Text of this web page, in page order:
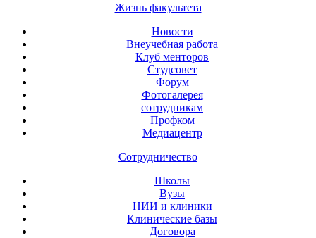
Жизнь факультета
Новости
Внеучебная работа
Клуб менторов
Студсовет
Форум
Фотогалерея
сотрудникам
Профком
Медиацентр
Сотрудничество
Школы
Вузы
НИИ и клиники
Клинические базы
Договора